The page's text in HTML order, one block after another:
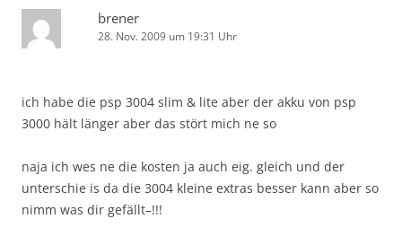
brener
28. Nov. 2009 um 19:31 Uhr
ich habe die psp 3004 slim & lite aber der akku von psp
3000 hält länger aber das stört mich ne so
naja ich wes ne die kosten ja auch eig. gleich und der
unterschie is da die 3004 kleine extras besser kann aber so
nimm was dir gefällt–!!!